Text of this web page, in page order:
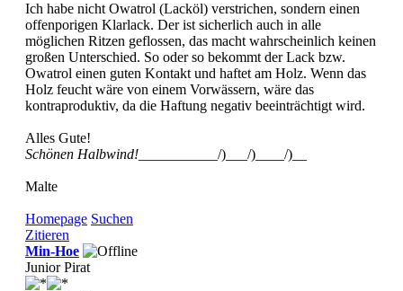
Ich habe nicht Owatrol (Lacköl) verstrichen, sondern einen
offenporigen Klarlack. Der ist sicherlich auch in alle
möglichen Ritzen geflossen, das macht wahrscheinlich keinen
großen Unterschied. So oder so bekommt der Lack bzw.
Owatrol einen guten Kontakt und haftet am Holz. Wenn das
Holz feucht wäre von einem Vorwässern, wäre das
kontraproduktiv, da die Haftung negativ beeinträchtigt wird.
Alles Gute!
Schönen Halbwind! ___________/)___/)____/)__
Malte
Homepage Suchen
Zitieren
Min-Hoe
Junior Pirat